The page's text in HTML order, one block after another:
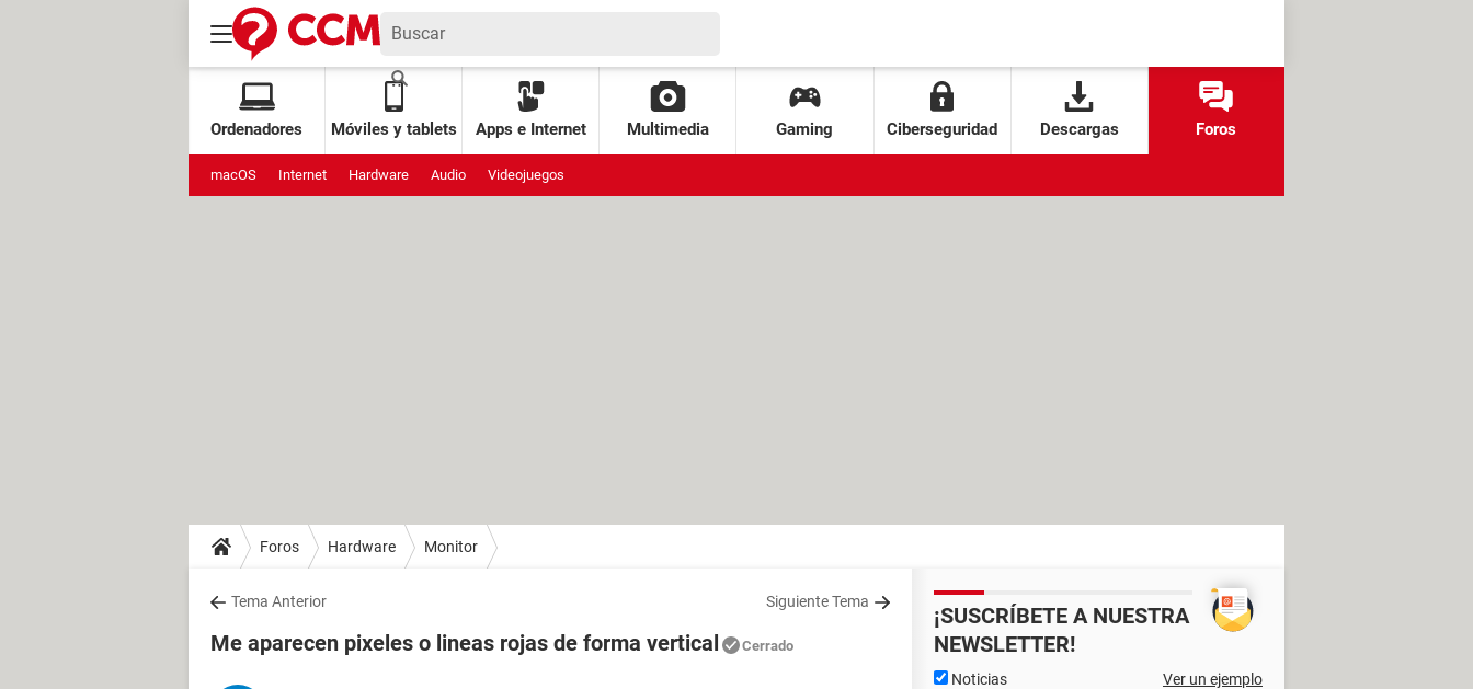
Ordenadores Móviles y tablets Apps e Internet Multimedia Gaming Ciberseguridad Descargas Foros
macOS Internet Hardware Audio Videojuegos
Foros Hardware Monitor
Tema Anterior Siguiente Tema
Me aparecen pixeles o lineas rojas de forma vertical Cerrado
¡SUSCRÍBETE A NUESTRA
NEWSLETTER!
Noticias Ver un ejemplo